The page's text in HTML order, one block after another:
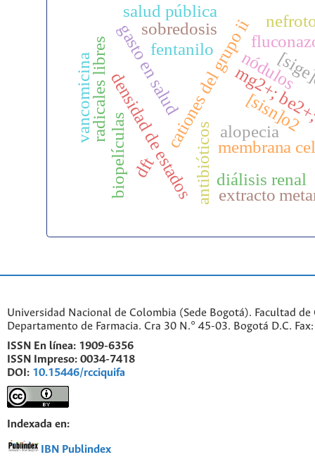
cationes del grupo iimg2+;
[sisn]o2
densidad de estados membrana
gasto en salud
antibióticos
dft
diálisis renal
extracto
radicales libres
vancomicina nódulos
biopelículas
fentanilo
sobredosis
salud pública
alopecia
Universidad Nacional de Colombia (Sede Bogotá). Facultad de
Departamento de Farmacia. Cra 30 N.° 45-03. Bogotá D.C.
ISSN En línea: 1909-6356
ISSN Impreso: 0034-7418
DOI: 10.15446/rcciquifa
Indexada en:
IBN Publindex